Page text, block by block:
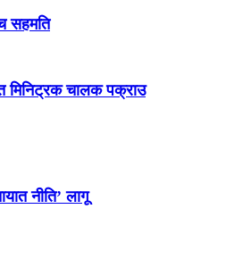
सहमति
मिनिट्रक चालक पक्राउ
नीति’ लागू